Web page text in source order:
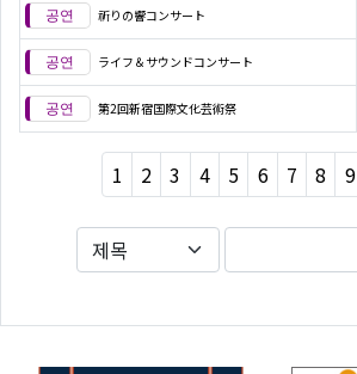
祈りの響コンサート
ライフ＆サウンドコンサート
第2回新宿国際文化芸術祭
1 2 3 4 5 6 7 8 9